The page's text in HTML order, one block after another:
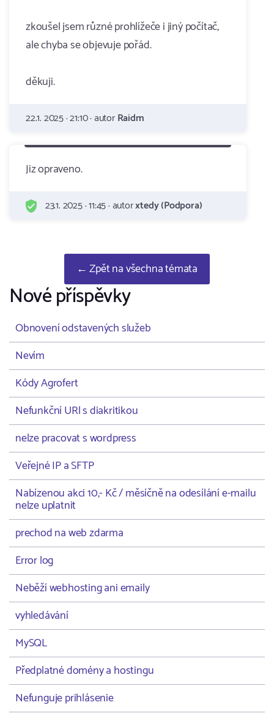
zkoušel jsem různé prohlížeče i jiný počítač,
ale chyba se objevuje pořád.
děkuji.
22.1. 2025 · 21:10 · autorRaidm
Jiz opraveno.
23.1. 2025 · 11:45 · autorxtedy (Podpora)
← Zpět na všechna témata
Nové příspěvky
Obnovení odstavených služeb
Nevím
Kódy Agrofert
Nefunkční URl s diakritikou
nelze pracovat s wordpress
Veřejné IP a SFTP
Nabízenou akci 10,- Kč / měsíčně na odesílání e-mailu
nelze uplatnit
prechod na web zdarma
Error log
Neběží webhosting ani emaily
vyhledávání
MySQL
Předplatné domény a hostingu
Nefunguje prihlásenie